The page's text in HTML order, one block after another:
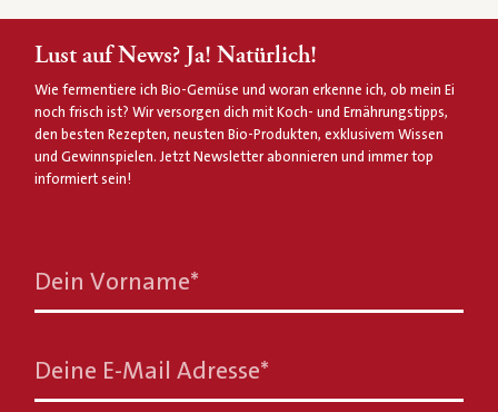
Lust auf News? Ja! Natürlich!
Wie fermentiere ich Bio-Gemüse und woran erkenne ich, ob mein Ei
noch frisch ist? Wir versorgen dich mit Koch- und Ernährungstipps,
den besten Rezepten, neusten Bio-Produkten, exklusivem Wissen
und Gewinnspielen. Jetzt Newsletter abonnieren und immer top
informiert sein!
Dein Vorname*
Deine E-Mail Adresse*